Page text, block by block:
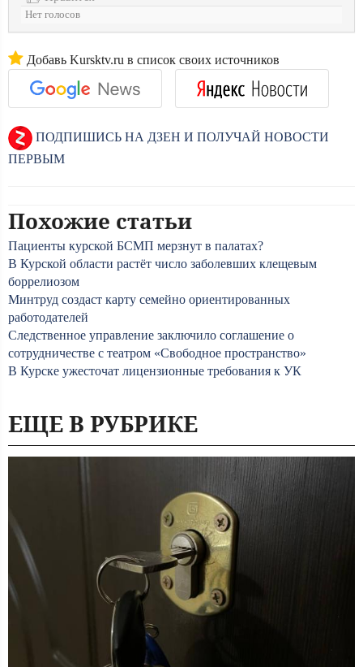
Нет голосов
Добавь Kursktv.ru в список своих источников
ПОДПИШИСЬ НА ДЗЕН И ПОЛУЧАЙ НОВОСТИ
ПЕРВЫМ
Похожие статьи
Пациенты курской БСМП мерзнут в палатах?
В Курской области растёт число заболевших клещевым
боррелиозом
Минтруд создаст карту семейно ориентированных
работодателей
Следственное управление заключило соглашение о
сотрудничестве с театром «Свободное пространство»
В Курске ужесточат лицензионные требования к УК
ЕЩЕ В РУБРИКЕ